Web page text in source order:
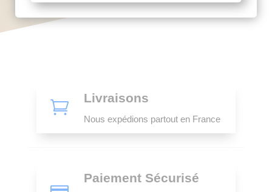

Livraisons
Nous expédions partout en France
Paiement Sécurisé